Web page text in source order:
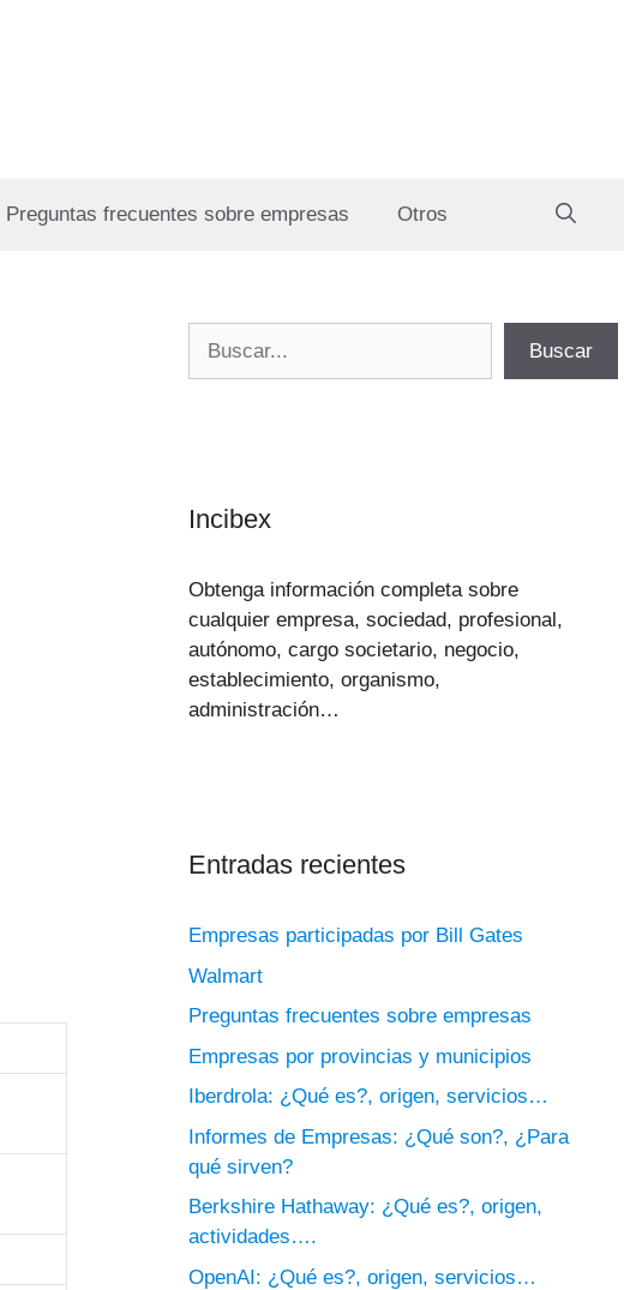
Preguntas frecuentes sobre empresas Otros
Buscar
Incibex
Obtenga información completa sobre
cualquier empresa, sociedad, profesional,
autónomo, cargo societario, negocio,
establecimiento, organismo,
administración…
Entradas recientes
Empresas participadas por Bill Gates
Walmart
Preguntas frecuentes sobre empresas
Empresas por provincias y municipios
Iberdrola: ¿Qué es?, origen, servicios…
Informes de Empresas: ¿Qué son?, ¿Para
qué sirven?
Berkshire Hathaway: ¿Qué es?, origen,
actividades….
OpenAI: ¿Qué es?, origen, servicios…